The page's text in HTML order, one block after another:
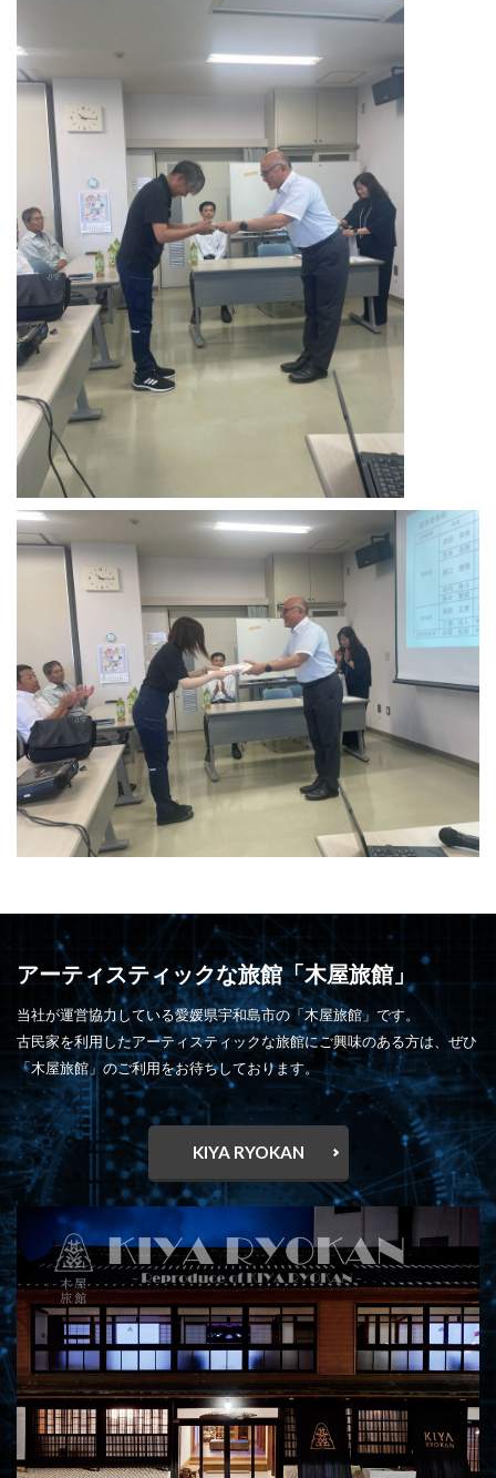
アーティスティックな旅館「木屋旅館」
当社が運営協力している愛媛県宇和島市の「木屋旅館」です。
古民家を利用したアーティスティックな旅館にご興味のある方は、ぜひ
「木屋旅館」のご利用をお待ちしております。
KIYA RYOKAN